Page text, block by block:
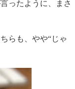
ったように、まさ
らも、やや“じゃ